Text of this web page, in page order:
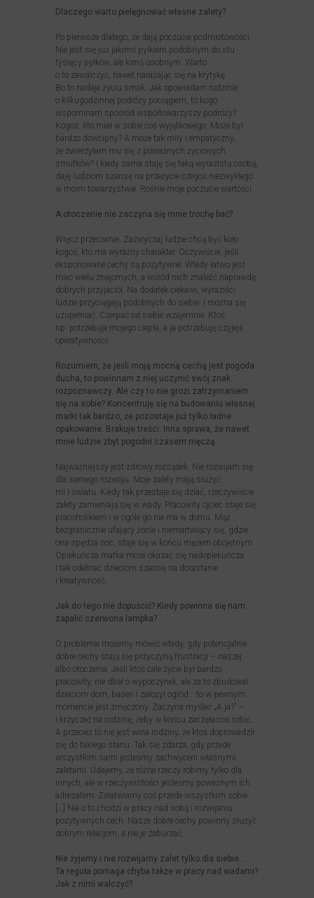
Dlaczego warto pielęgnować własne zalety?
Po pierwsze dlatego, że dają poczucie podmiotowości.
Nie jest się już jakimś pyłkiem podobnym do stu
tysięcy pyłków, ale kimś osobnym. Warto
o to zawalczyć, nawet narażając się na krytykę.
Bo to nadaje życiu smak. Jak opowiadam rodzinie
o kilkugodzinnej podróży pociągiem, to kogo
wspominam spośród współtowarzyszy podróży?
Kogoś, kto miał w sobie coś wyjątkowego. Może był
bardzo dowcipny? A może tak miły i empatyczny,
że zwierzyłam mu się z poważnych życiowych
smutków? I kiedy sama staję się taką wyrazistą osobą,
daję ludziom szansę na przeżycie czegoś niezwykłego
w moim towarzystwie. Rośnie moje poczucie wartości.
A otoczenie nie zaczyna się mnie trochę bać?
Wręcz przeciwnie. Zazwyczaj ludzie chcą być koło
kogoś, kto ma wyraźny charakter. Oczywiście, jeśli
eksponowane cechy są pozytywne. Wtedy łatwo jest
mieć wielu znajomych, a wśród nich znaleźć naprawdę
dobrych przyjaciół. Na dodatek ciekawi, wyraziści
ludzie przyciągają podobnych do siebie. I można się
uzupełniać. Czerpać od siebie wzajemnie. Ktoś
np. potrzebuje mojego ciepła, a ja potrzebuję czyjejś
operatywności.
Rozumiem, że jeśli moją mocną cechą jest pogoda
ducha, to powinnam z niej uczynić swój znak
rozpoznawczy. Ale czy to nie grozi zatrzymaniem
się na sobie? Koncentruję się na budowaniu własnej
marki tak bardzo, że pozostaje już tylko ładne
opakowanie. Brakuje treści. Inna sprawa, że nawet
mnie ludzie zbyt pogodni czasem męczą.
Najważniejszy jest zdrowy rozsądek. Nie rozwijam się
dla samego rozwoju. Moje zalety mają służyć
mi i światu. Kiedy tak przestaje się dziać, rzeczywiście
zalety zamieniają się w wady. Pracowity ojciec staje się
pracoholikiem i w ogóle go nie ma w domu. Mąż
bezgranicznie ufający żonie i niemartwiący się, gdzie
ona spędza noc, staje się w końcu mężem obojętnym.
Opiekuńcza matka może okazać się nadopiekuńcza
i tak odebrać dzieciom szansę na dorastanie
i kreatywność.
Jak do tego nie dopuścić? Kiedy powinna się nam
zapalić czerwona lampka?
O problemie możemy mówić wtedy, gdy potencjalnie
dobre cechy stają się przyczyną frustracji – naszej
albo otoczenia. Jeśli ktoś całe życie był bardzo
pracowity, nie dbał o wypoczynek, ale za to zbudował
dzieciom dom, basen i założył ogród… to w pewnym
momencie jest zmęczony. Zaczyna myśleć „A ja?” –
i krzyczeć na rodzinę, żeby w końcu zaczęła coś robić.
A przecież to nie jest wina rodziny, że ktoś doprowadził
się do takiego stanu. Tak się zdarza, gdy przede
wszystkim sami jesteśmy zachwyceni własnymi
zaletami. Udajemy, że różne rzeczy robimy tylko dla
innych, ale w rzeczywistości jesteśmy poważnym ich
adresatem. Załatwiamy coś przede wszystkim sobie.
[…] Nie o to chodzi w pracy nad sobą i rozwijaniu
pozytywnych cech. Nasze dobre cechy powinny służyć
dobrym relacjom, a nie je zaburzać.
Nie żyjemy i nie rozwijamy zalet tylko dla siebie…
Ta reguła pomaga chyba także w pracy nad wadami?
Jak z nimi walczyć?